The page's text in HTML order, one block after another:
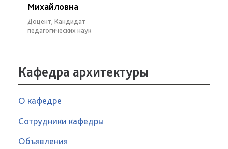
Михайловна
Доцент, Кандидат
педагогических наук
Кафедра архитектуры
О кафедре
Сотрудники кафедры
Объявления